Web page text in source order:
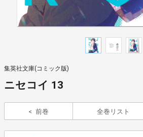
集英社文庫(コミック版)
ニセコイ 13
前巻 全巻リスト